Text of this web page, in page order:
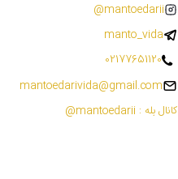
mantoedarii@
manto_vida
02177651120
mantoedarivida@gmail.com
کانال بله : mantoedarii@